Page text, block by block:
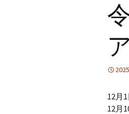
歳末大感謝フ
中高野街道と
まつばら100
12月
12月